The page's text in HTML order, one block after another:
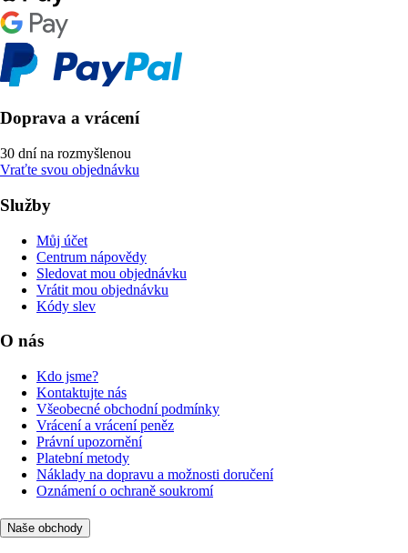
Doprava a vrácení
30 dní na rozmyšlenou
Vraťte svou objednávku
Služby
Můj účet
Centrum nápovědy
Sledovat mou objednávku
Vrátit mou objednávku
Kódy slev
O nás
Kdo jsme?
Kontaktujte nás
Všeobecné obchodní podmínky
Vrácení a vrácení peněz
Právní upozornění
Platební metody
Náklady na dopravu a možnosti doručení
Oznámení o ochraně soukromí
Naše obchody